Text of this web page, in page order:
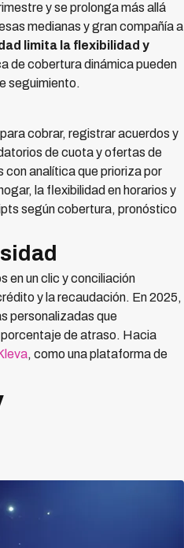
y se prolonga más allá
medianas y gran compañía a
limita la flexibilidad y
de cobertura dinámica pueden
seguimiento.
cobrar, registrar acuerdos y
de cuota y ofertas de
con analítica que prioriza por
la flexibilidad en horarios y
según cobertura, pronóstico
en un clic y conciliación
y la recaudación. En 2025,
personalizadas que
de atraso. Hacia
, como una plataforma de